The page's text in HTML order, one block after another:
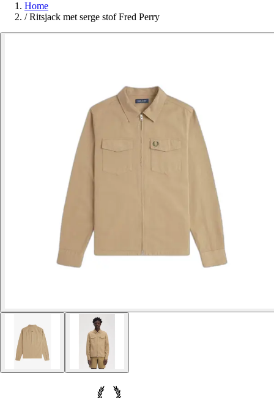
Home
/ Ritsjack met serge stof Fred Perry